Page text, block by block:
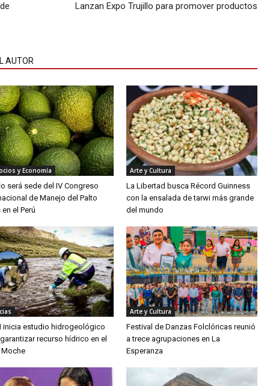
Lanzan Expo Trujillo para promover productos
AUTOR
y Economía
será sede del IV Congreso
de Manejo del Palto
el Perú
Arte y Cultura
La Libertad busca Récord Guinness
con la ensalada de tarwi más grande
del mundo
inicia estudio hidrogeológico
recurso hídrico en el
Moche
Arte y Cultura
Festival de Danzas Folclóricas reunió
a trece agrupaciones en La
Esperanza